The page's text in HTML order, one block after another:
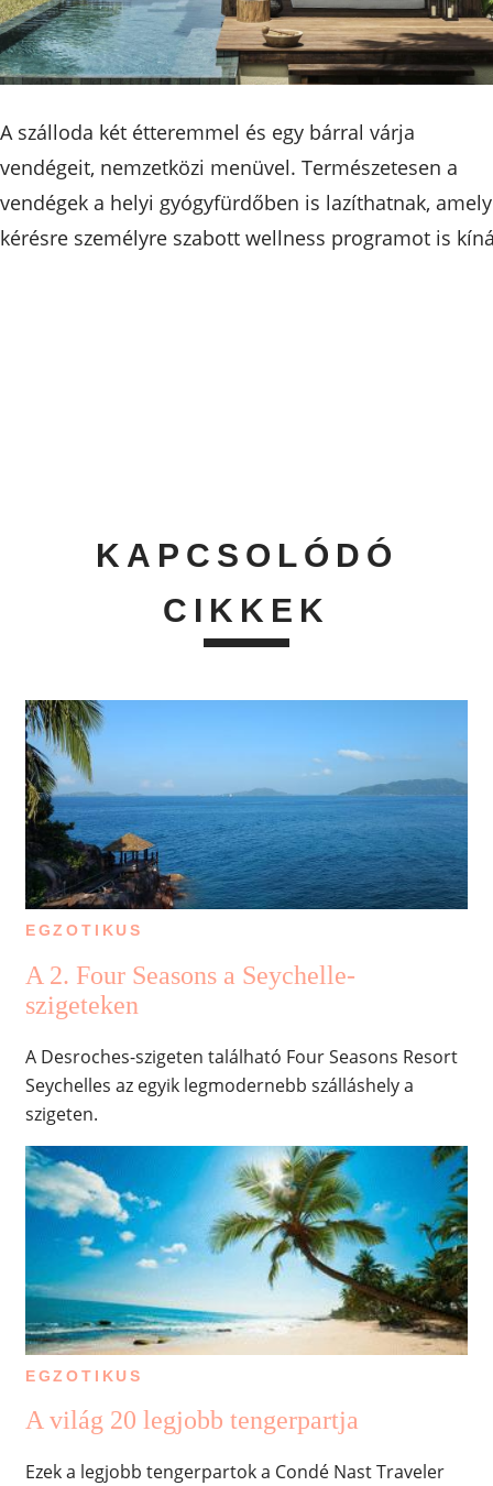
A szálloda két étteremmel és egy bárral várja
vendégeit, nemzetközi menüvel. Természetesen a
vendégek a helyi gyógyfürdőben is lazíthatnak, amely
kérésre személyre szabott wellness programot is
KAPCSOLÓDÓ
CIKKEK
EGZOTIKUS
A 2. Four Seasons a Seychelle-
szigeteken
A Desroches-szigeten található Four Seasons Resort
Seychelles az egyik legmodernebb szálláshely a
szigeten.
EGZOTIKUS
A világ 20 legjobb tengerpartja
Ezek a legjobb tengerpartok a Condé Nast Traveler